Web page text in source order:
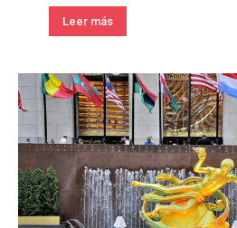
Leer más